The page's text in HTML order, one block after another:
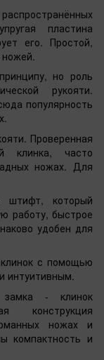
пластина
его. Простой,
но роль
рукояти.
популярность
Проверенная
клинка, часто
ножах. Для
штифт, который
работу, быстрое
удобен для
с помощью
интуитивным.
- клинок
конструкция
ножах и
компактность и